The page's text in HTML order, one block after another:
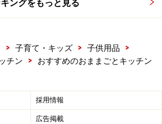
ングをもっと見る
> 子育て・キッズ > 子供用品
>
チン > おすすめのおままごとキッチン
採用情報
広告掲載